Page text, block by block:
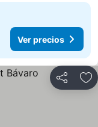
Ver precios
Compartir